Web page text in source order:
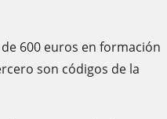
600 euros en formación
son códigos de la